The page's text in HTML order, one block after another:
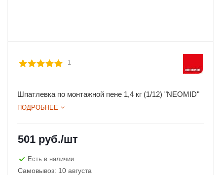
1
Шпатлевка по монтажной пене 1,4 кг (1/12) "NEOMID"
ПОДРОБНЕЕ
501 руб./шт
Есть в наличии
Самовывоз: 10 августа